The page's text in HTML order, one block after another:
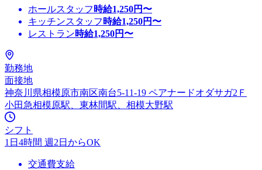
ホールスタッフ 時給1,250円〜
キッチンスタッフ 時給1,250円〜
レストラン時給1,250円〜
勤務地
面接地
神奈川県相模原市南区南台5-11-19 ペアナードオダサガ2Ｆ
小田急相模原駅、東林間駅、相模大野駅
シフト
1日4時間 週2日からOK
交通費支給